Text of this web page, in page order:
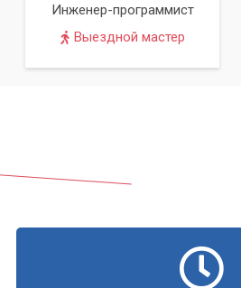
Инженер-программист
Выездной мастер